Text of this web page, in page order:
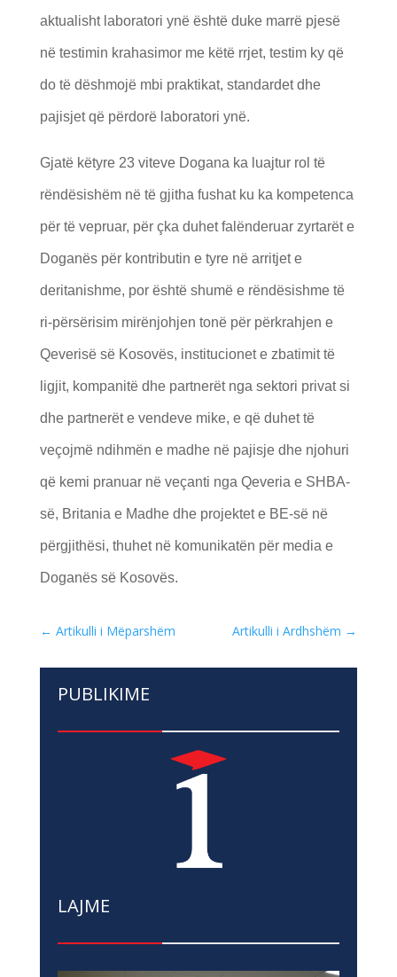
aktualisht laboratori ynë është duke marrë pjesë
në testimin krahasimor me këtë rrjet, testim ky që
do të dëshmojë mbi praktikat, standardet dhe
pajisjet që përdorë laboratori ynë.
Gjatë këtyre 23 viteve Dogana ka luajtur rol të
rëndësishëm në të gjitha fushat ku ka kompetenca
për të vepruar, për çka duhet falënderuar zyrtarët e
Doganës për kontributin e tyre në arritjet e
deritanishme, por është shumë e rëndësishme të
ri-përsërisim mirënjohjen tonë për përkrahjen e
Qeverisë së Kosovës, institucionet e zbatimit të
ligjit, kompanitë dhe partnerët nga sektori privat si
dhe partnerët e vendeve mike, e që duhet të
veçojmë ndihmën e madhe në pajisje dhe njohuri
që kemi pranuar në veçanti nga Qeveria e SHBA-
së, Britania e Madhe dhe projektet e BE-së në
përgjithësi, thuhet në komunikatën për media e
Doganës së Kosovës.
← Artikulli i Mëparshëm Artikulli i Ardhshëm →
PUBLIKIME
LAJME